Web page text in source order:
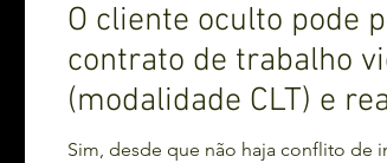
O cliente oculto pode
contrato de trabalho
(modalidade CLT) e
avaliações?
Sim, desde que não haja conflito de